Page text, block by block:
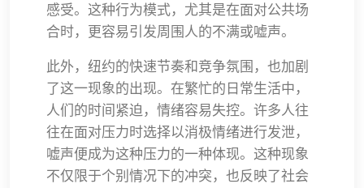
感受。这种行为模式，尤其是在面对公共场
合时，更容易引发周围人的不满或嘘声。
此外，纽约的快速节奏和竞争氛围，也加剧
了这一现象的出现。在繁忙的日常生活中，
人们的时间紧迫，情绪容易失控。许多人往
往在面对压力时选择以消极情绪进行发泄，
嘘声便成为这种压力的一种体现。这种现象
不仅限于个别情况下的冲突，也反映了社会